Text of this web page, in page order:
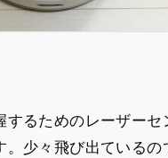
するためのレーザーセ
。少々飛び出ているの